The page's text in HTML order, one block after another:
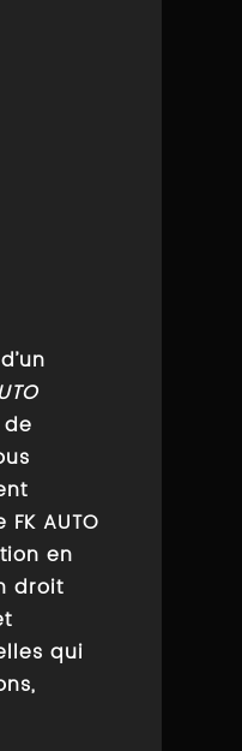
AUTO
en
droit
qui